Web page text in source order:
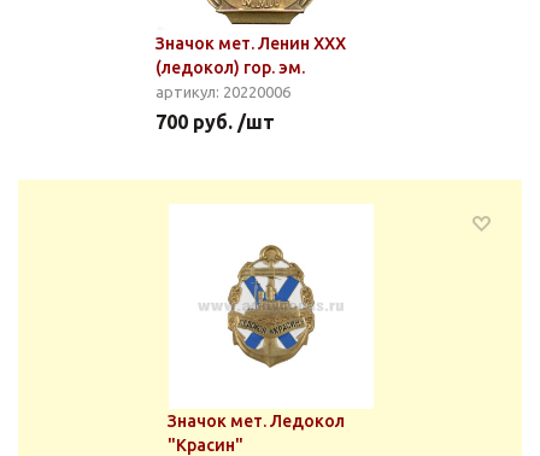
Значок мет. Ленин ХХХ
(ледокол) гор. эм.
артикул: 20220006
700 руб. /шт
Значок мет. Ледокол
"Красин"